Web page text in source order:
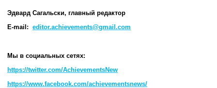
Эдвард Сагальски, главный редактор
E-mail: editor.achievements@gmail.com
Мы в социальных сетях:
https://twitter.com/AchievementsNew
https://www.facebook.com/achievementsnews/